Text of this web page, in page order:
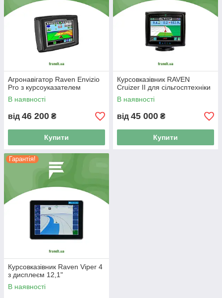
Агронавігатор Raven Envizio
Pro з курсоуказателем
В наявності
від 46 200 ₴
Купити
Курсовказівник RAVEN
Cruizer II для сільгосптехніки
В наявності
від 45 000 ₴
Купити
Гарантія!
Курсовказівник Raven Viper 4
з дисплеєм 12,1"
В наявності